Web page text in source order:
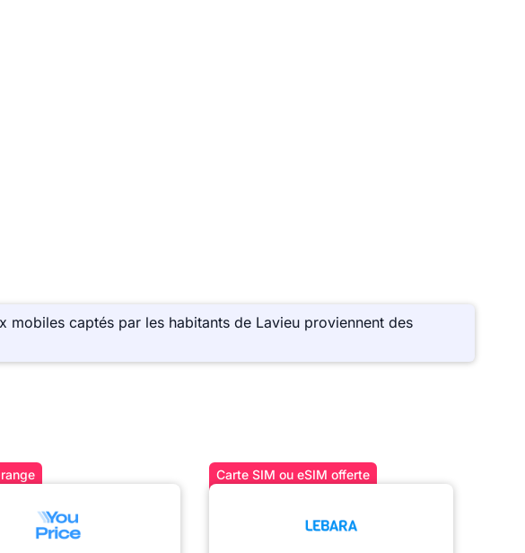
mobiles captés par les habitants de Lavieu proviennent des
Carte SIM ou eSIM offerte